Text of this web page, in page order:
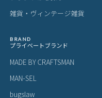
雑貨・ヴィンテージ雑貨
BRAND
プライベートブランド
MADE BY CRAFTSMAN
MAN-SEL
bugslaw